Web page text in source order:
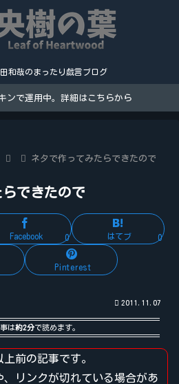
和哉のまったり戯言ブログ
ンで運用中。詳細はこちらから
ネタで作ってみたらできたので
できたので
Facebook 0 はてブ 0
Pinterest
2011.11.07
は約2分で読めます。
前の記事です。
、リンクが切れている場合があ